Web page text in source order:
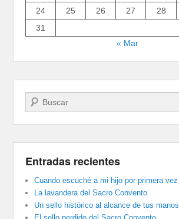
24
25 26 27 28
31
« Mar
Buscar
Entradas recientes
Cuando escuché a mi hijo por primera vez
La lavandera del Sacro Convento
Un sello histórico al alcance de tus manos